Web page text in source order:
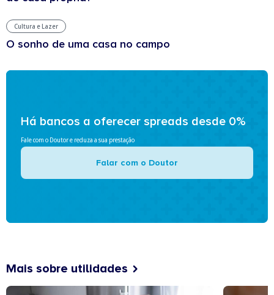
Cultura e Lazer
O sonho de uma casa no campo
Há bancos a oferecer spreads desde 0%
Fale com o Doutor e reduza a sua prestação
Falar com o Doutor
Mais sobre utilidades